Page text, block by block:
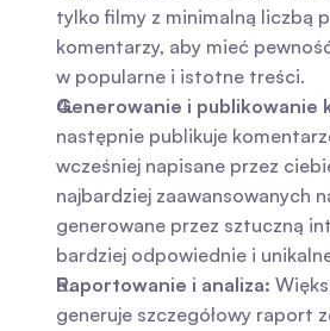
tylko filmy z minimalną liczbą
komentarzy, aby mieć
w popularne i istotne treści.
Generowanie i publikowanie
następnie publikuje
wcześniej napisane przez
najbardziej zaawansowanych
generowane przez sztuczną
bardziej odpowiednie i
Raportowanie i analiza:
generuje szczegółowy raport